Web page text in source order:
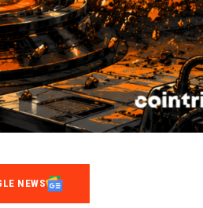
NEWS